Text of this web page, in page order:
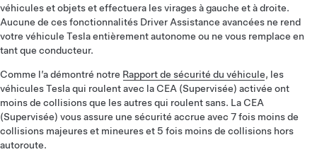
véhicules et objets et effectuera les virages à gauche et à droite.
Aucune de ces fonctionnalités Driver Assistance avancées ne rend
votre véhicule Tesla entièrement autonome ou ne vous remplace en
tant que conducteur.
Comme l’a démontré notre Rapport de sécurité du véhicule, les
véhicules Tesla qui roulent avec la CEA (Supervisée) activée ont
moins de collisions que les autres qui roulent sans. La CEA
(Supervisée) vous assure une sécurité accrue avec 7 fois moins de
collisions majeures et mineures et 5 fois moins de collisions hors
autoroute.